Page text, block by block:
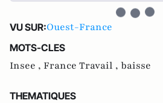
VU SUR:Ouest-France
MOTS-CLES
Insee , France Travail , baisse
THEMATIQUES